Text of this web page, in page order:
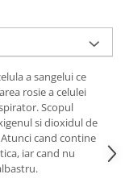
a sangelui ce
rosie a celulei
Scopul
si dioxidul de
cand contine
iar cand nu